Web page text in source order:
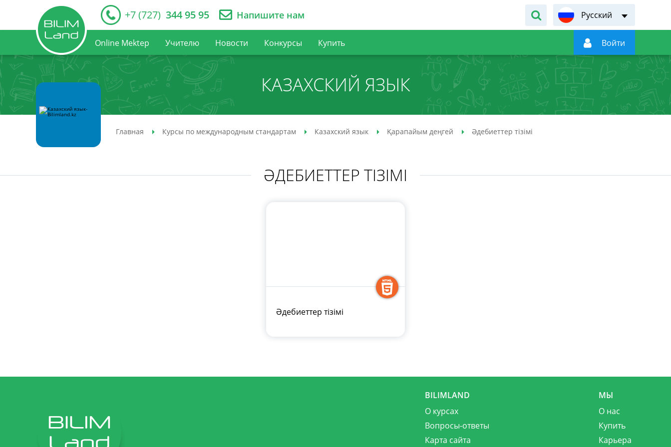
+7 (727) 344 95 95 Напишите нам Русский
Online Mektep Учителю Новости Конкурсы Купить  Войти
КАЗАХСКИЙ ЯЗЫК
Главная Курсы по международным стандартам Казахский язык Қарапайым деңгей Әдебиеттер тізімі
ӘДЕБИЕТТЕР ТІЗІМІ
Әдебиеттер тізімі
BILIMLAND
О курсах
Вопросы-ответы
Карта сайта
МЫ
О нас
Купить
Карьера